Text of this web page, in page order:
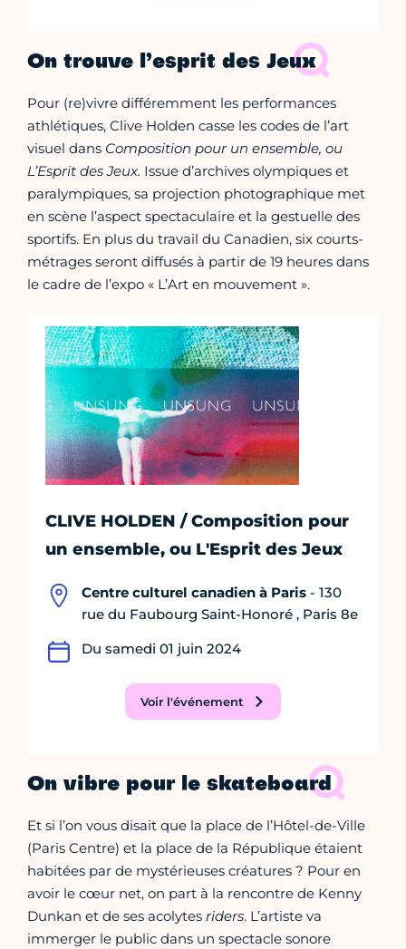
On trouve l’esprit des Jeux
Pour (re)vivre différemment les performances
athlétiques, Clive Holden casse les codes de l’art
visuel dans Composition pour un ensemble, ou
L’Esprit des Jeux. Issue d’archives olympiques et
paralympiques, sa projection photographique met
en scène l’aspect spectaculaire et la gestuelle des
sportifs. En plus du travail du Canadien, six courts-
métrages seront diffusés à partir de 19 heures dans
le cadre de l’expo « L’Art en mouvement ».
CLIVE HOLDEN / Composition pour
un ensemble, ou L'Esprit des Jeux
Centre culturel canadien à Paris - 130
rue du Faubourg Saint-Honoré , Paris 8e
Du samedi 01 juin 2024
Voir l'événement
On vibre pour le skateboard
Et si l’on vous disait que la place de l’Hôtel-de-Ville
(Paris Centre) et la place de la République étaient
habitées par de mystérieuses créatures ? Pour en
avoir le cœur net, on part à la rencontre de Kenny
Dunkan et de ses acolytes riders. L’artiste va
immerger le public dans un spectacle sonore